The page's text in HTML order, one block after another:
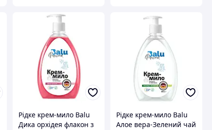
Рідке крем-мило Balu
Дика орхідея флакон з
Рідке крем-мило Balu
Алое вера-Зелений чай